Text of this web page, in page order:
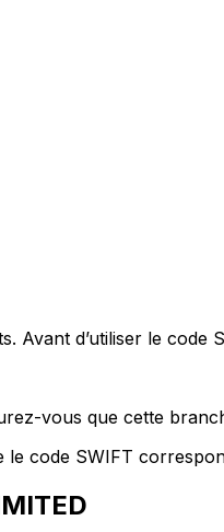
d’utiliser le code
vous que cette
code SWIFT